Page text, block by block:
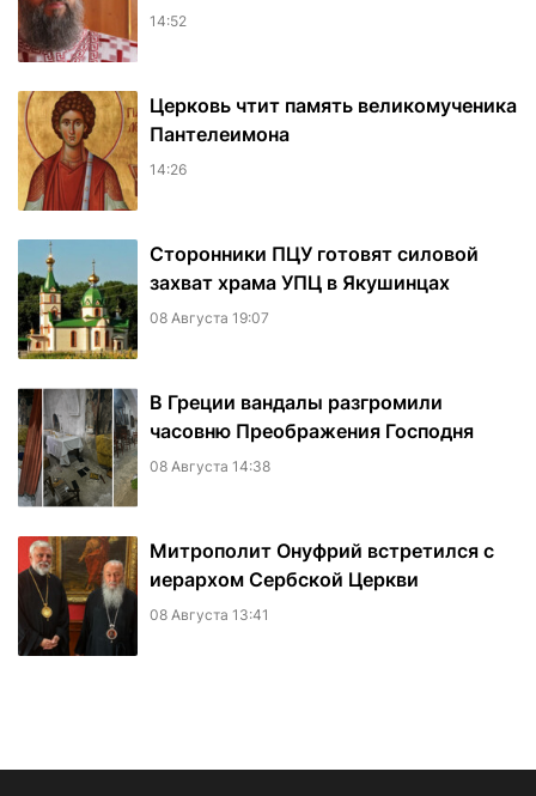
14:52
Церковь чтит память великомученика
Пантелеимона
14:26
Сторонники ПЦУ готовят силовой
захват храма УПЦ в Якушинцах
08 Августа 19:07
В Греции вандалы разгромили
часовню Преображения Господня
08 Августа 14:38
Митрополит Онуфрий встретился с
иерархом Сербской Церкви
08 Августа 13:41